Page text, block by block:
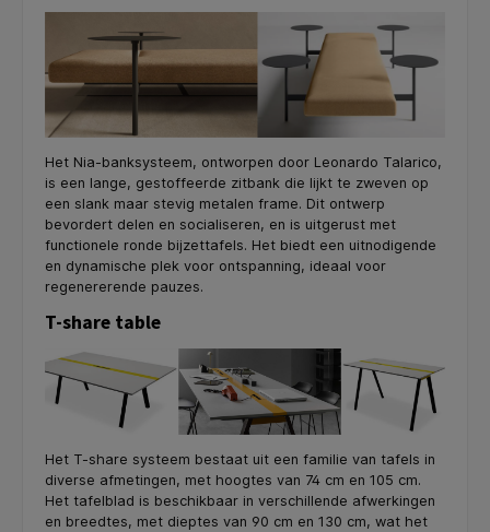
Het Nia-banksysteem, ontworpen door Leonardo Talarico,
is een lange, gestoffeerde zitbank die lijkt te zweven op
een slank maar stevig metalen frame. Dit ontwerp
bevordert delen en socialiseren, en is uitgerust met
functionele ronde bijzettafels. Het biedt een uitnodigende
en dynamische plek voor ontspanning, ideaal voor
regenererende pauzes.
T-share table
Het T-share systeem bestaat uit een familie van tafels in
diverse afmetingen, met hoogtes van 74 cm en 105 cm.
Het tafelblad is beschikbaar in verschillende afwerkingen
en breedtes, met dieptes van 90 cm en 130 cm, wat het